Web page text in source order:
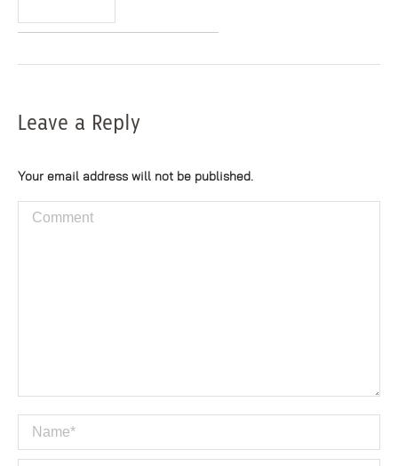
Leave a Reply
Your email address will not be published.
Comment
Name *